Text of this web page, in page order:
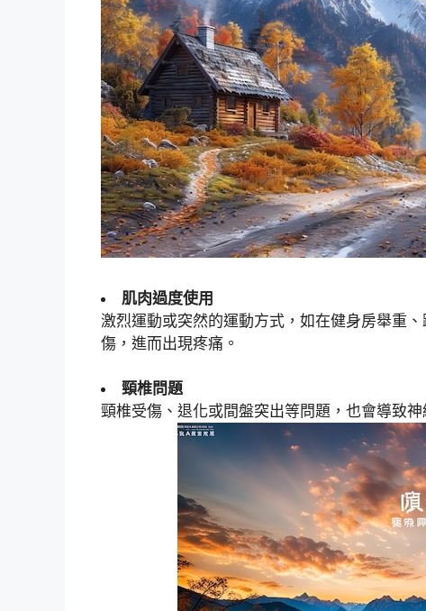
肌肉過度使用
激烈運動或突然的運動方式，如在健身房舉重
傷，進而出現疼痛。
頸椎問題
頸椎受傷、退化或間盤突出等問題，也會導致